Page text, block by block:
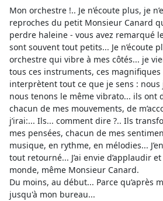
Mon orchestre !.. Je n’écoute plus, je
reproches du petit Monsieur Canard
perdre haleine - vous avez remarqué
sont souvent tout petits... Je n’écoute
orchestre qui vibre à mes côtés... je
tous ces instruments, ces
interprètent tout ce que je sens : nous
nous tenons le même vibrato... ils ont
chacun de mes mouvements, de
j’irai:... Ils... comment dire ?.. Ils
mes pensées, chacun de mes
musique, en rythme, en mélodies...
tout retourné... J’ai envie d’applaudir
monde, même Monsieur Canard.
Du moins, au début... Parce qu’après
jusqu'à mon bureau...